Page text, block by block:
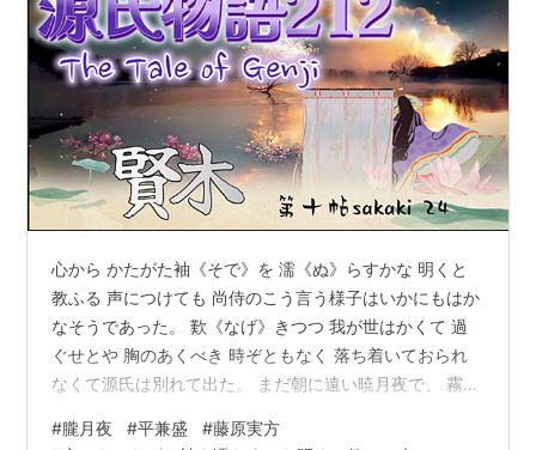
心から かたがた袖《そで》を 濡《ぬ》らすかな 明くと
教ふる 声につけても 尚侍のこう言う様子はいかにもはか
なそうであった。 歎《なげ》きつつ 我が世はかくて 過
ぐせとや 胸のあくべき 時ぞともなく 落ち着いておられ
なくて源氏は別れて出た。 まだ朝に遠い暁月夜で、 霧が
て行く源氏は美しかった。 この時に承香殿《じょうきょ
#朧月夜 #平兼盛 #藤原実方